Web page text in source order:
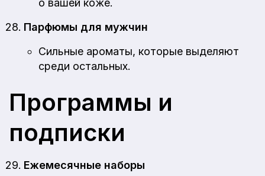
о вашей коже.
Парфюмы для мужчин
Сильные ароматы, которые выделяют
среди остальных.
Программы и
подписки
Ежемесячные наборы